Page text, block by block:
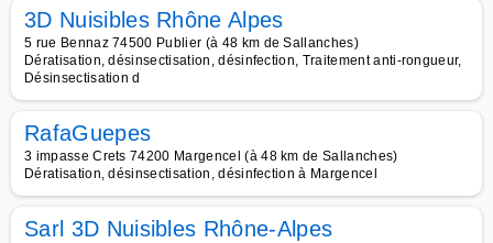
3D Nuisibles Rhône Alpes
5 rue Bennaz 74500 Publier (à 48 km de Sallanches)
Dératisation, désinsectisation, désinfection, Traitement anti-rongueur,
Désinsectisation d
RafaGuepes
3 impasse Crets 74200 Margencel (à 48 km de Sallanches)
Dératisation, désinsectisation, désinfection à Margencel
Sarl 3D Nuisibles Rhône-Alpes